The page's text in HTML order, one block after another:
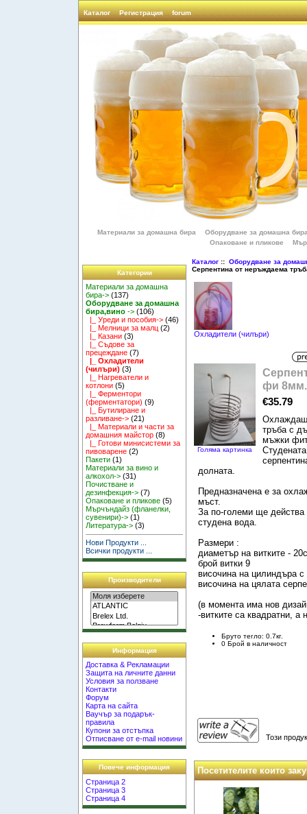
Каталог Регистрация forum
Материали за домашна бира
Оборудване за домашна
Опаковане и пликове
Категории
Материали за домашна
бира-> (137)
Оборудване за домашна
бира,вино-> (106)
|_ Уреди и пособия-> (46)
|_ Мелници за малц (2)
|_ Казани (3)
|_ Съдове за
прецеждане (7)
|_ Охладители
(чилъри) (3)
|_ Нагреватели и
котлони (5)
|_ Ферментори
(ферментатори) (9)
|_ Бутилиране и
разливане-> (21)
|_ Материали и части за
домашния майстор (8)
|_ Готови минисистеми за
пивоварене (2)
Пакети (1)
Материали за вино и
алкохол-> (31)
Почистване и
дезинфекция-> (7)
Опаковане и пликове (5)
Мърчъндайз (фланелки,
сувенири)-> (1)
Литература-> (3)
Нови Продукти ...
Всички продукти ...
Производители
Информация
Доставка & Рекламации
Защита на личните данни
Условия за ползване
Контакти
Форум
Карта на сайта
Ваучър за подарък-
правила
Купони за отстъпка
Отписване от e-mail новини
Повече информация
Страница 2
Страница 3
Страница 4
Каталог:: Оборудване за
Серпентина от неръждаема
Охладители (чилъри)
Голяма картинка
фи 8мм.
€35.79
тръба с
мъжки
долната.
Предназначена е за
мъст.
За по-големи ще действа
студена вода.
Размери :
диаметър на витките -
брой витки 9
височина на цилиндъра с
височина на цялата
(в момента има нов
-витките са квадратни, а
Бруто тегло: 0.7кг.
0 Брой в наличност
Този
Посетителите които